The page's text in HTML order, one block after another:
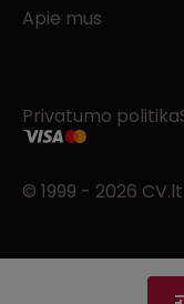
Apie mus
Privatumo politika
© 1999 - 2026